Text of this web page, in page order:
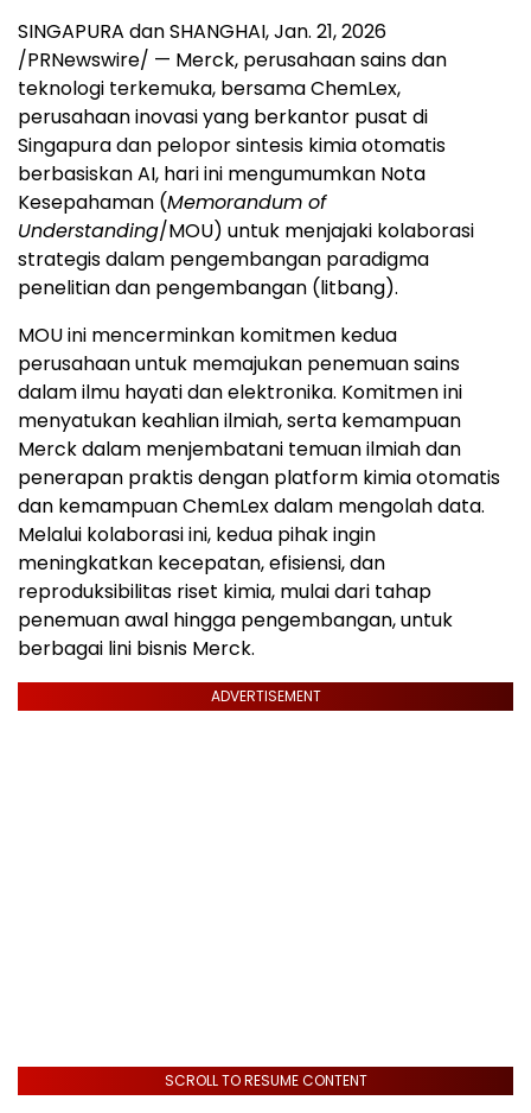
SINGAPURA dan SHANGHAI, Jan. 21, 2026
/PRNewswire/ — Merck, perusahaan sains dan
teknologi terkemuka, bersama ChemLex,
perusahaan inovasi yang berkantor pusat di
Singapura dan pelopor sintesis kimia otomatis
berbasiskan AI, hari ini mengumumkan Nota
Kesepahaman (Memorandum of
Understanding/MOU) untuk menjajaki kolaborasi
strategis dalam pengembangan paradigma
penelitian dan pengembangan (litbang).
MOU ini mencerminkan komitmen kedua
perusahaan untuk memajukan penemuan sains
dalam ilmu hayati dan elektronika. Komitmen ini
menyatukan keahlian ilmiah, serta kemampuan
Merck dalam menjembatani temuan ilmiah dan
penerapan praktis dengan platform kimia otomatis
dan kemampuan ChemLex dalam mengolah data.
Melalui kolaborasi ini, kedua pihak ingin
meningkatkan kecepatan, efisiensi, dan
reproduksibilitas riset kimia, mulai dari tahap
penemuan awal hingga pengembangan, untuk
berbagai lini bisnis Merck.
ADVERTISEMENT
SCROLL TO RESUME CONTENT